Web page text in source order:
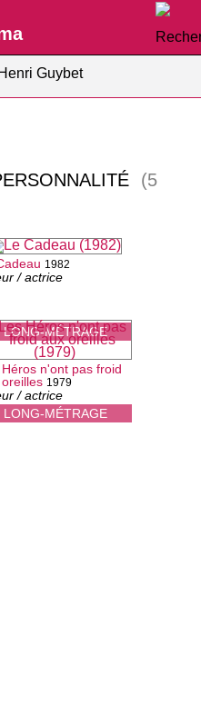
Henri Guybet
(5
LONG-MÉTRAGE
1982
/ actrice
LONG-MÉTRAGE
n'ont pas froid
1979
/ actrice